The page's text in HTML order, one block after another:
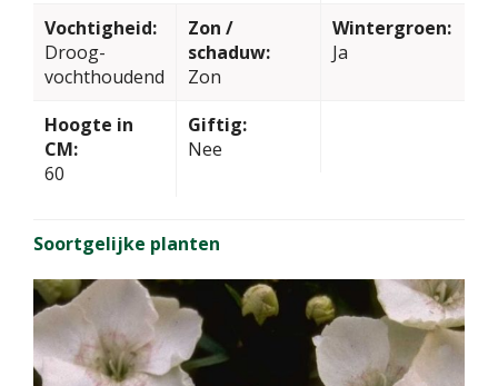
Vochtigheid:
Droog-
vochthoudend
Zon /
schaduw:
Zon
Wintergroen:
Ja
Hoogte in
CM:
60
Giftig:
Nee
Soortgelijke planten